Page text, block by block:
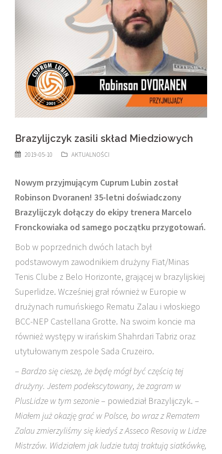
Brazylijczyk zasili skład Miedziowych
2019-05-10 AKTUALNOŚCI
Nowym przyjmującym Cuprum Lubin został
Robinson Dvoranen! 35-letni doświadczony
Brazylijczyk dołączy do ekipy trenera Marcelo
Fronckowiaka od samego początku przygotowań.
Bob w poprzednich dwóch latach był
podstawowym zawodnikiem drużyny Fiat/Minas
Tenis Clube z Belo Horizonte, grającej w brazylijskiej
Superlidze. Wcześniej grał również w Europie w
drużynach rumuńskiego Rematu Zalau i włoskiego
BCC-NEP Castellana Grotte. Na swoim koncie ma
również występy w irańskim Shahrdari Tabriz oraz
utytułowanym zespole Sada Cruzeiro.
– Bardzo się cieszę, że będę mógł być częścią tej
drużyny. Jestem podekscytowany, że zagram w
PlusLidze w tym sezonie– powiedział Brazylijczyk. –
Miałem już okazję grać w Polsce, bo wraz z Rematem
Zalau zmierzyliśmy się kiedyś z Asseco Resovią w Lidze
Mistrzów. Widziałem jak ludzie tutaj traktują siatkówkę,